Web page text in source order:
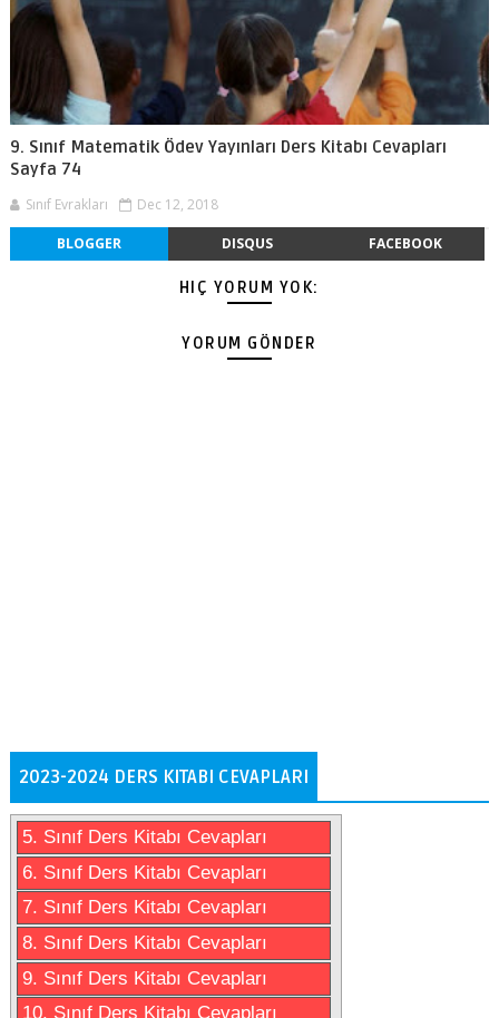
9. Sınıf Matematik Ödev Yayınları Ders Kitabı Cevapları
Sayfa 74
Sınıf Evrakları Dec 12, 2018
BLOGGER DISQUS FACEBOOK
HIÇ YORUM YOK:
YORUM GÖNDER
2023-2024 DERS KITABI CEVAPLARI
5. Sınıf Ders Kitabı Cevapları
6. Sınıf Ders Kitabı Cevapları
7. Sınıf Ders Kitabı Cevapları
8. Sınıf Ders Kitabı Cevapları
9. Sınıf Ders Kitabı Cevapları
10. Sınıf Ders Kitabı Cevapları